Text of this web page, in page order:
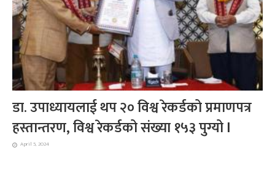
डा. उपाध्यायलाई थप २० विश्व रेकर्डको प्रमाणपत्र
हस्तान्तरण, विश्व रेकर्डको संख्या १५३ पुग्यो l
April 5, 2024